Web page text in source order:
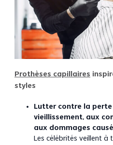
Prothèses capillaires
styles
Lutter contre la perte
vieillissement, aux
aux dommages
Les célébrités veillent à